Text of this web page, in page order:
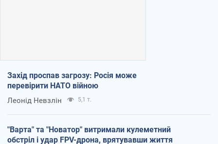
Захід проспав загрозу: Росія може
перевірити НАТО війною
Леонід Невзлін 5,1 т.
"Варта" та "Новатор" витримали кулеметний
обстріл і удар FPV-дрона, врятувавши життя